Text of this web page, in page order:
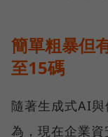
簡單粗暴但
至15碼
隨著生成式AI
為，現在企業